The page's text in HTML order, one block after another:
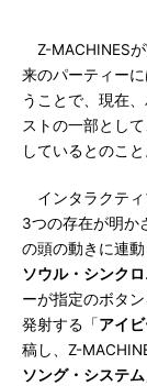
Z-MACHINES
来のパーティー
うことで、現在
ストの一部とし
しているとのこと
インタラクティ
3つの存在が明か
の頭の動きに連
ソウル・シンク
ーが指定のボタ
発射する「アイ
稿し、Z-
ソング・システム